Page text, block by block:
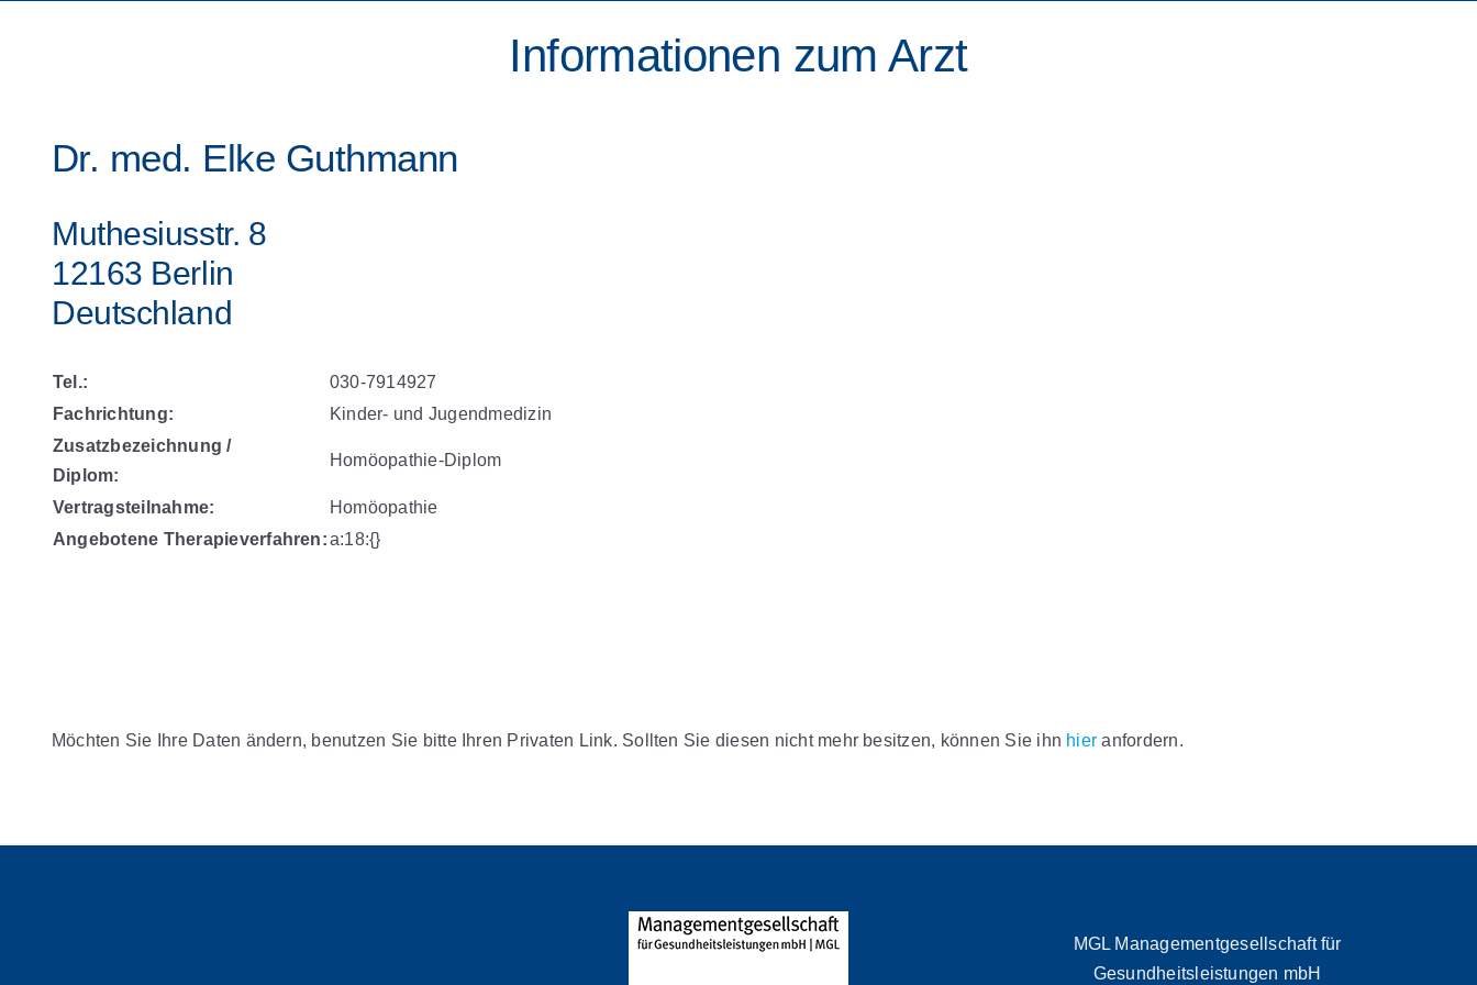
Informationen zum Arzt
Dr. med. Elke Guthmann
Muthesiusstr. 8
12163 Berlin
Deutschland
Tel.:
030-7914927
Fachrichtung:
Kinder- und Jugendmedizin
Zusatzbezeichnung /
Diplom:
Homöopathie-Diplom
Vertragsteilnahme:
Homöopathie
Angebotene Therapieverfahren:a:18:{}
Möchten Sie Ihre Daten ändern, benutzen Sie bitte Ihren Privaten Link. Sollten Sie diesen nicht mehr besitzen, können Sie ihn hier anfordern.
MGL Managementgesellschaft für
Gesundheitsleistungen mbH